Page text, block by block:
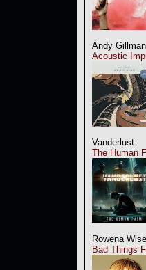
Andy
Acoustic
Vanderlust:
The Human
Rowena
Bad Things